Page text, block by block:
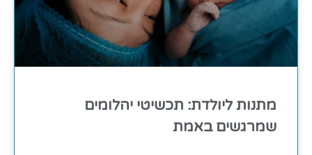
מתנות ליולדת: תכשיטי יהלומים
שמרגשים באמת